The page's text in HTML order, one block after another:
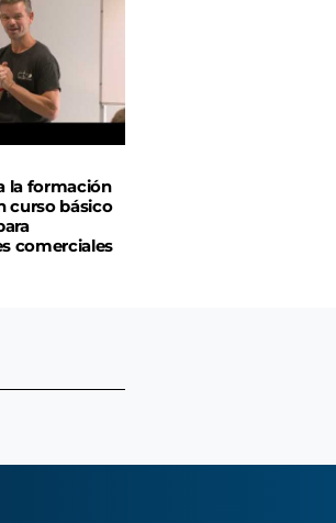
la formación
curso básico
comerciales